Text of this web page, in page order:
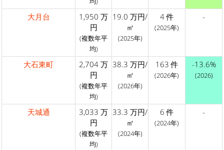
大月台
1,950 万
円
(複数年平
均)
19.0 万円/
㎡
(2025年)
4 件
(2025年)
-
大石東町
2,704 万
円
(複数年平
均)
38.3 万円/
㎡
(2026年)
163 件
(2026年)
-13.6%
(2026)
天城通
3,033 万
円
(複数年平
均)
33.3 万円/
㎡
(2024年)
6 件
(2024年)
-